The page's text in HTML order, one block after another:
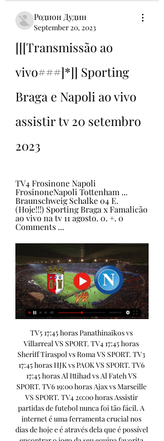
Родион Дудин
September 20, 2023
[[[Transmissão ao
vivo###]*]] Sporting
Braga e Napoli ao vivo
assistir tv 20 setembro
2023
TV4 Frosinone Napoli
FrosinoneNapoli Tottenham ...
Braunschweig Schalke 04 E.
(Hoje!!!) Sporting Braga x Famalicão
ao vivo na tv 11 agosto. 0. +. 0
Comments ...
TV5 17:45 horas Panathinaikos vs Villarreal VS SPORT. TV4 17:45 horas Sheriff Tiraspol vs Roma VS SPORT. TV3 17:45 horas HJK vs PAOK VS SPORT. TV6 17:45 horas Al Ittihad vs Al Fateh VS SPORT. TV6 19:00 horas Ajax vs Marseille VS SPORT. TV4 20:00 horas Assistir partidas de futebol nunca foi tão fácil. A internet é uma ferramenta crucial nos dias de hoje e é através dela que é possível encontrar o jogo da seu equipa favorita online, diretamente da sua casa. 

(TV AO VIVO) Sporting Braga x SSC Napoli ao vivo assistir tv há 12 horas — (TV AO VIVO) Sporting Braga x SSC Napoli ao vivo assistir tv 20.09.2023 há 16 horas — X. Salzburg · Braga - SSC Napoli. 12:00. Braga.

Bundesliga: Um campeonato forte e que é vivido com muita emoção na Alemanha, pois todos os escalões importam e é um campeonato com muitas surpresas. Deste campeonato ouvirá nomes como Mané, Neuer, Reus, Raphael Guerreiro, Pavard e outros. Liga Árabe: Com cada vez mais relevância perante as grandes mexidas no mais recente mercado de transferências, o campeonato da Arábia começa a atrair mais adeptos para aquele futebol, não fosse um local onde se poderá assistir a jogos com Cristiano Ronaldo, Benzema, N'Golo Kanté, Rúben Neves, Sadio Mané, entre outras grandes estrelas. Assista aos grandes campeonatos, com destaque no campeonato português Com os diversos campeonatos em disputa, não se pode esquecer de assistir à disputa da Liga Portugal, onde tem sido disputada com grande afinco pelo Benfica, FC Porto (atual campeão), Sporting CP e, no passado recente, pelo Braga. 

Napoli online grátis - FuteMAX há 21 horas — Braga x Napoli AO VIVO FUTEMAX: Veja onde assistir na TV e online · 19/09/2023 Sporting Braga · Genoa x Napoli AO VIVO pelo Campeonato Italiano: Veja onde ...

SC Braga vs Napoli ao vivo 20.09.2023 há 11 horas — Principais vantagens de assistir a jogos em azscore.com.br. Transmissão em directo dos jogos. Estatísticas completas dos jogos. Ver desporto ao ...

TV1 15:30 horas Real Madrid vs Union Berlin VS ELEVEN 2 17:45 horas Galatasaray vs Kobenhavn VS ELEVEN 3 17:45 horas Arsenal vs PSV VS ELEVEN 4 20:00 horas Bayern München vs Man Utd VS ELEVEN 3 20:00 horas Benfica vs RB Salzburg VS ELEVEN 1 20:00 horas Sp. Braga vs Napoli VS TVI 20:00 horas Sevilla vs Lens VS ELEVEN 6 20:00 horas Real Sociedad vs Inter VS ELEVEN 5 20:00 horas Estudiantes vs San Lorenzo VS SPORT. TV1 22:30 horas Goiás vs Flamengo VS CANAL 11 23:00 horasQuinta-feira dia 2023-09-21 Dhamk Club vs Al Hilal VS SPORT. TV2 16:00 horas LASK Linz vs Liverpool VS SPORT. TV1 17:45 horas Legia Warszawa vs Aston Villa VS SPORT. 

((ASSISTIR À TV*)) Sporting Braga e Napoli ao vivo assistir há 7 horas — [[Ao Vivo]] assistir Braga x SSC Napoli ao vivo na tv 20 set há 4 horas — SC Braga x Napoli em direto e on demand na DAZN. Vê em HD e em ...

Porém, são websites com excesso de anúncios, muitas vezes maliciosos e que na sua grande maioria, não disponibilizam grande parte do jogo pela necessidade de fechar todas as janelas pop-up. Assim sendo, é possível tirar proveito de plataformas mais credíveis nessa oferta, como o caso das plataformas de apostas desportivas legalizadas que oferecem as apostas em direto. Em Portugal, pode aproveitar esse serviço através das seguintes plataformas: Betano Betclic Luckia Quais campeonatos assistir hoje? A temporada 2023/2024 está a decorrer na grande maioria do mundo, com campeonatos espalhados nos quatro cantos do mundo. 

Destacamos assim alguns campeonatos para assistir hoje onde se encontram os melhores craques do mundo, mas também destacamos onde poderá assistir aos jogos dos portugueses mais falados do momento. Destaque dos jogos de futebol na TV hoje Premier League: A liga inglesa é dos campeonatos com mais procura pelos adeptos de futebol, mas também aquela que além das famosas apostas desportivas, coloca os melhores jogadores. Quando pensa nos jogos de futebol para assistir poderá contar nesta liga com referências como: Halaand, Diogo Jota, Bernardo Silva, Enzo Fernandez, Havertz, Bruno Fernandes, De Bruyne, entre outros. 

[[[TV AO VIVO]<<]] Sporting Braga x Napoli ao vivo 20 setemb há 15 horas — Braga x Napoli: onde assistir ao vivo e horário do jogo pela há 6 horas — Braga e Napoli abrem o grupo C , que também contam com Real Madrid e ...

((futebol<<<)) Sporting Braga x SSC Napoli ao vivo assistir há 11 horas — (futebol<<<)) Sporting Braga x SSC Napoli ao vivo assistir tv 20 setembro 2023 há 1 dia — Os times estão no grupo C, que tem também o Real ...

Braga x Sporting: Onde assistir ao Campeonato Português ao vivo na TV e OnlineSemferr Sport·14 de agosto de 2021Braga x Sporting entram em campo na tarde neste sábado (14) e irão se enfrentar pela segunda rodada do Campeonato Português 2021-22. O jogo entre Braga e Sporting está programado para acontecer no Estádio de Braga, em Braga, Portugal, às 14h00, horário de Brasília. E nós do Semferr Sport daremos a você as informações sobre onde assistir ao Campeonato Português ao vivo na TV e Online. Veja onde assistir ao jogo do Campeonato Português entre Braga x Sporting ao vivo na TV e Online:Transmissão ao vivo na TV: O jogo será transmitido ao vivo na TV pelo canal ESPN 2. 

Braga x Napoli: onde assistir ao vivo na TV, horário, há 20 horas — Atual campeão italiano inicia sua jornada na Champions League 2023/24; jogo vale pela 1ª rodada do grupo C, o mesmo de Real Madrid e Union ...

Champions: como assistir Braga x Napoli online há 13 horas — A partida terá transmissão ao vivo pelo canal Space e o canal HBO Max nesta quarta (20/09), às 16h00 (horário de Brasília). CONTINUA DEPOIS DA ...

SC Braga X Napoli: Resultados ao vivo SC Braga x Napoli (20/09/2023) - Liga dos Campeões - Estádio Municipal de Braga. Veja tudo da partida no 365Scores.

BeSoccer Livescore: todos resultados de futebol de hoje ao vivo Confira os resultados de futebol de hoje em BeSoccer Livescore. Resultados ao vivo dos jogos de hora de todas as competições do mundo.

Napoli online grátisO Estádio do Braga recebe o confronto entre Braga x Napoli nesta quarta-feira (20). A partida vale pela 1ª rodada da fase de grupos da Champions League, […] ASSISTIR AGORA Genoa e Napoli se enfrentam na tarde deste sábado (16), às 15h45 (de Brasília), no Estádio Luigi Ferraris, em Gênova, pela quarta rodada do Campeonato […] Napoli e Lazio se enfrentam na tarde deste sábado (2), às 15h45 (de Brasília), no Estádio Diego Armando Maradona, em Nápoles, em confronto válido pela terceira rodada do Campeonato Italiano […] Napoli e Sassuolo se enfrentam na tarde deste domingo (27), às 15h45 (de Brasília), no Estádio Diego Armando Maradona, em Nápoles, em confronto válido pela segunda rodada do Campeonato Italiano […] Neste sábado (19), 13h30, o Napoli viaja para enfrentar o Frosinone fora de casa, no Stadio Benito Stirpe. 

(TRANSMISSÃO AO VIVO@@@) Sporting Braga e Napoli há 11 horas — [[Ao Vivo]] assistir Braga x SSC Napoli ao vivo na tv 20 set há 5 horas — SC Braga x Napoli em direto e on demand na DAZN. Vê em HD e em ...

Por isso, é através do PSG que poderá assistir a jogos de futebol na presença de Mbappé, Neymar ou Vitinha, Danilo, Renato Sanchez, Gonçalo Ramos, etc. Liga Portugal: É aqui que os portugueses mais se emocional e colocam os nervos à flor da pele, com o seu clube de coração a disputar um campeonato que vive um crescimento notório. É a partir dele que se pode assistir aos grandes nomes do futebol português, sem destaque para nomes, mas sim para clubes, como FC Porto, Benfica e Sporting CP. 

Braga x Napoli pela Champions League: histórico - Golazzo há 1 dia — Onde assistir Braga x Napoli ao vivo? A transmissão da Champions Nem todas as partidas passam nos mesmos lugares, mas as opções surgem na TV ...

(GRATUITO>>>>) assistir Sporting Braga x Napoli ao vivo na t há 11 horas — (GRATUITO>>>>) assistir Sporting Braga x Napoli ao vivo na tv 20 setembro 2023 N.º 614 · ‎Revista... TV de 10 a 17".

Aproveite a oportunidade das principais ligas e campeonatos de futebol do mundo e acompanhe a seu equipa do coração. Aqui no jogadores. pt o fã de futebol encontra a programação completa das principais partidas. São campeonatos de diferentes países, com craques de diversas nacionalidades, para o amante ficar de fora da festa do futebol. Onde apostar em partidas de futebol em direto? Casa de Apostas Oferece apostas em direto? Código Promocional Sim. BETANOMAX SOLMAX SPORTSMAX BWIN APOSTAS Existem diversos websites disponíveis na internet que oferecem o serviço de aposta em direto de jogos futebol e com a possibilidade de assistir aos jogos de futebol em direto. 

Sporting Clube de Braga - Futsal:: Estatísticas:: Títulos:: Palmarés:: História:: Golos:: Próximos Jogos:: Resultados:: Notícias:: Videos:: Fotos:: Plantel:: zerozero. ptDNomeSporting Clube de BragaAlcunhasArsenalistas, Guerreiros do MinhoAno de Fundação1921-01-19CidadeBragaPaísPortugalAssociaçãoAF BragaMarca EquipamentoHummelPatrocínioSó BarrosoEquipamentoOutras LigaçõesefgiNum. 

[AO VIVO!!!] assistir Braga x Napoli ao vivo hoje 20 setembr há 14 horas — assistir Braga x Napoli ao vivo hoje 20 setembro 2023. há 23 horas — Onde assistir? A transmissão da Liga dos Campeões. TV Aberta .

Onde assistir, palpites e escalações de Braga x Napoli há 8 horas — Onde assistir a Braga x Napoli ao vivo? O jogo entre Braga e Napoli A terceira colocação, à frente do Sporting, premiou o Braga com uma ...

La Liga: Este é dos campeonatos que mais tem evoluído a nível geral, principalmente quando se tornam referência na Liga dos Campeões. Assim sendo, quando pensa em jogos para assistir, não se esqueça da Espanha, com jogadores como: Vinicius Junior, Modric, Kroos, Lewandoswki, Raphinha, Courtois, Griezmann, etc. Ligue 1: O crescimento do campeonato francês tem sido gradual, com a aposta em equipas como o PSG em grandes nomes. 

Por isso, poderá assistir hoje aos mais diversos campeonatos, como os principais da Europa. Assim sendo, poderá aproveitar para assistir a jogos da Premier League, La Liga, Ligue 1, L